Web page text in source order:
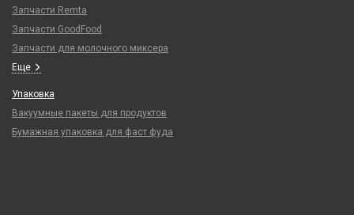
Запчасти Remta
Запчасти GoodFood
Запчасти для молочного миксера
Еще
Упаковка
Вакуумные пакеты для продуктов
Бумажная упаковка для фаст фуда